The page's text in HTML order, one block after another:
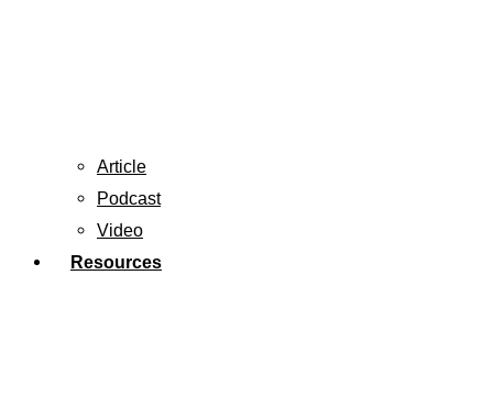
Article
Podcast
Video
Resources